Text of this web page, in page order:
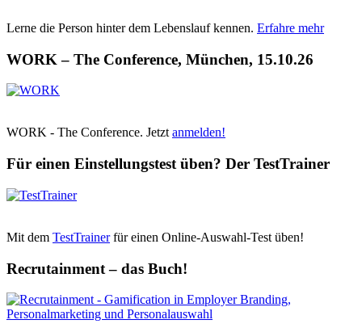
Lerne die Person hinter dem Lebenslauf kennen. Erfahre mehr
WORK – The Conference, München, 15.10.26
WORK - The Conference. Jetzt anmelden!
Für einen Einstellungstest üben? Der TestTrainer
Mit dem TestTrainerfür einen Online-Auswahl-Test üben!
Recrutainment – das Buch!